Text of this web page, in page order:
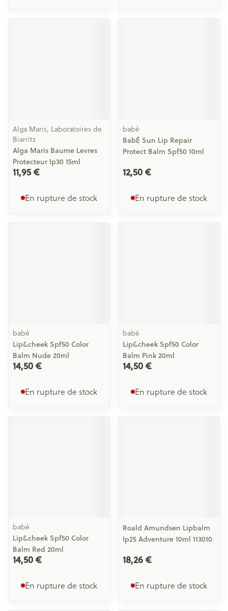
Alga Maris, Laboratoires de
Biarritz
Alga Maris Baume Levres
Protecteur Ip30 15ml
11,95 €
En rupture de stock
babé
BabÉ Sun Lip Repair
Protect Balm Spf50 10ml
12,50 €
En rupture de stock
babé
Lip&cheek Spf50 Color
Balm Nude 20ml
14,50 €
En rupture de stock
babé
Lip&cheek Spf50 Color
Balm Pink 20ml
14,50 €
En rupture de stock
babé
Lip&cheek Spf50 Color
Balm Red 20ml
14,50 €
En rupture de stock
Roald Amundsen Lipbalm
Ip25 Adventure 10ml 113010
18,26 €
En rupture de stock